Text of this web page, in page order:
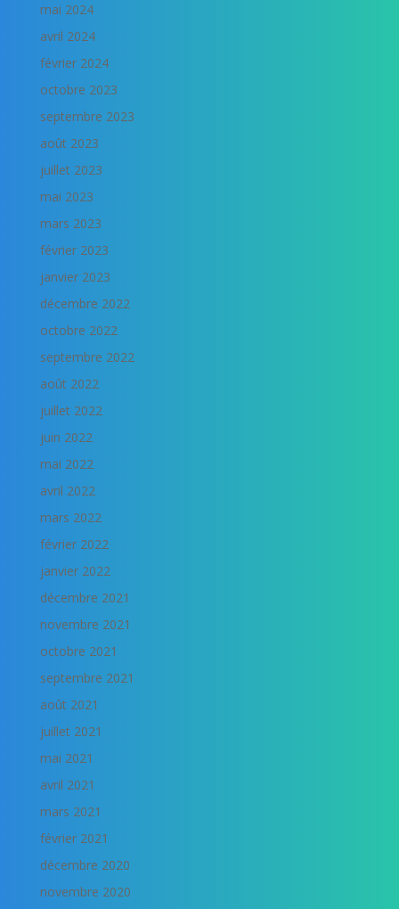
mai 2024
avril 2024
février 2024
octobre 2023
septembre 2023
août 2023
juillet 2023
mai 2023
mars 2023
février 2023
janvier 2023
décembre 2022
octobre 2022
septembre 2022
août 2022
juillet 2022
juin 2022
mai 2022
avril 2022
mars 2022
février 2022
janvier 2022
décembre 2021
novembre 2021
octobre 2021
septembre 2021
août 2021
juillet 2021
mai 2021
avril 2021
mars 2021
février 2021
décembre 2020
novembre 2020